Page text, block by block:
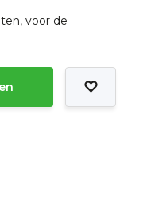
voor de